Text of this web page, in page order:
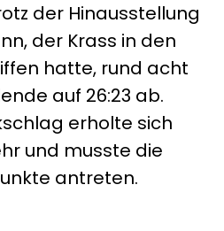
der Hinausstellung
der Krass in den
hatte, rund acht
auf 26:23 ab.
erholte sich
und musste die
antreten.